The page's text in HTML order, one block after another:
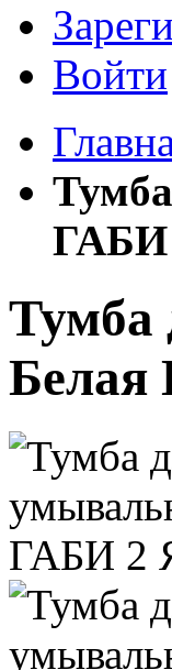
Войти
ГАБИ
Тумба